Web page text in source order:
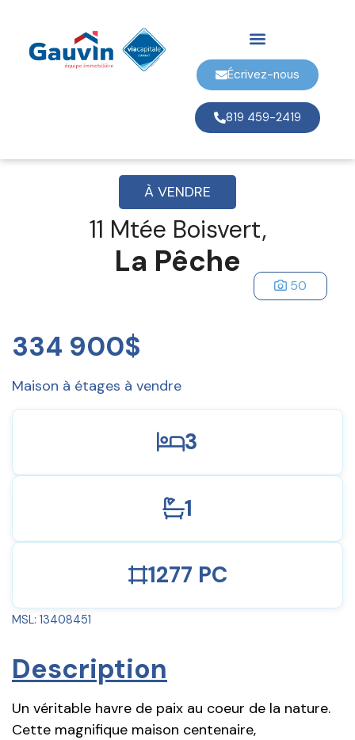
Écrivez-nous
819 459-2419
À VENDRE
11 Mtée Boisvert,
La Pêche
50
334 900$
Maison à étages à vendre
3
1
1277 PC
MSL: 13408451
Description
Un véritable havre de paix au coeur de la nature.
Cette magnifique maison centenaire,